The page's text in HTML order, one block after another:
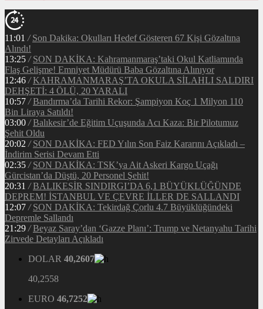
11:01 / Son Dakika: Okulları Hedef Gösteren 67 Kişi Gözaltına
Alındı!
13:25 / SON DAKİKA: Kahramanmaraş’taki Okul Katliamında
Flaş Gelişme! Emniyet Müdürü Baba Gözaltına Alınıyor
12:46 / KAHRAMANMARAŞ’TA OKULA SİLAHLI SALDIRI
DEHŞETİ: 4 ÖLÜ, 20 YARALI
10:57 / Bandırma’da Tarihi Rekor: Şampiyon Koç 1 Milyon 110
Bin Liraya Satıldı!
03:00 / Balıkesir’de Eğitim Uçuşunda Acı Kaza: Bir Pilotumuz
Şehit Oldu
20:02 / SON DAKİKA: FED Yılın Son Faiz Kararını Açıkladı –
İndirim Serisi Devam Etti
02:35 / SON DAKİKA: TSK’ya Ait Askeri Kargo Uçağı
Gürcistan’da Düştü, 20 Personel Şehit!
20:31 / BALIKESİR SINDIRGI’DA 6,1 BÜYÜKLÜĞÜNDE
DEPREM! İSTANBUL VE ÇEVRE İLLER DE SALLANDI
12:07 / SON DAKİKA: Tekirdağ Çorlu 4.7 Büyüklüğündeki
Depremle Sallandı
21:29 / Beyaz Saray’dan ‘Gazze Planı’: Trump ve Netanyahu Tarihi
Zirvede Detayları Açıkladı
DOLAR 40,2607
40,2558
EURO 46,7252